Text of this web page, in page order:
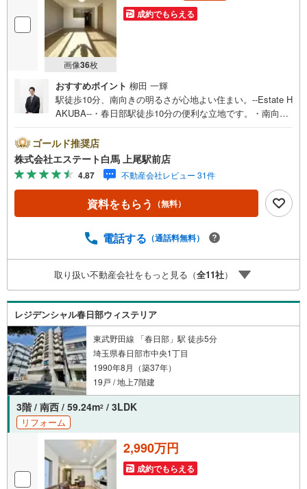
画像36枚
成約でもらえる
おすすめポイント 柳田 一輝
駅徒歩10分、南向きの明るさが心地よい住まい。--Estate H
AKUBA--・春日部駅徒歩10分の便利な立地です。・南向き
慮。・24時間宅配ボックス付きで便利です。・24時間ゴミ
出し可で時間にゆとり。・浴室乾燥機や追焚機能を備えた
設備。・食洗機と浄水器付きのキッチンです。・オートロ
ックや防犯カメラで安心感。Public Relations ----◇弊社は
中古設備にも修理サービスを無料付保します◇無料駐車場
完備のお店です◇店内に大型キッズスペースあり◇提携FP
の利便性に加え、小学校約450mの暮らしやすさが魅力。南
ゴールド推奨店
株式会社エステート白馬 上尾駅前店
4.87 不動産会社レビュー 31件
資料をもらう （無料）
電話する （通話料無料）
取り扱い不動産会社をもっと見る（全11社）
レジデンシャル春日部ウィステリア
東武野田線 「春日部」駅 徒歩5分
埼玉県春日部市中央1丁目
1990年8月（築37年）
19戸 / 地上7階建
3階 / 南西 / 59.24m2 / 3LDK
リフォーム
2,990万円
成約でもらえる